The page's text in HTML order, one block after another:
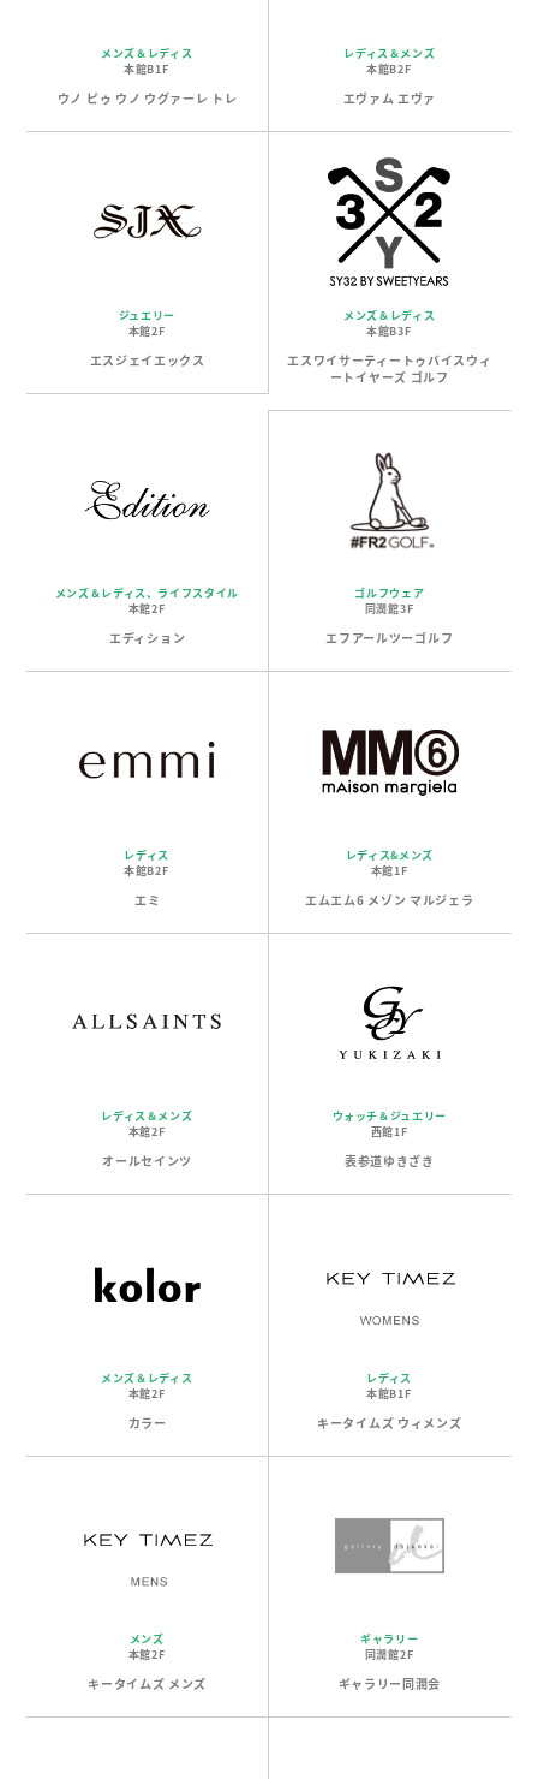
メンズ＆レディス
本館B1F
ウノ ピゥ ウノ ウグァーレ トレ
レディス＆メンズ
本館B2F
エヴァム エヴァ
ジュエリー
本館2F
エスジェイエックス
メンズ＆レディス
本館B3F
エスワイサーティートゥバイスウィ
ートイヤーズ ゴルフ
メンズ＆レディス、ライフスタイル
本館2F
エディション
ゴルフウェア
同潤館3F
エフアールツーゴルフ
レディス
本館B2F
エミ
レディス&メンズ
本館1F
エムエム6 メゾン マルジェラ
レディス＆メンズ
本館2F
オールセインツ
ウォッチ＆ジュエリー
西館1F
表参道ゆきざき
メンズ＆レディス
本館2F
カラー
レディス
本館B1F
キータイムズ ウィメンズ
メンズ
本館2F
キータイムズ メンズ
ギャラリー
同潤館2F
ギャラリー同潤会